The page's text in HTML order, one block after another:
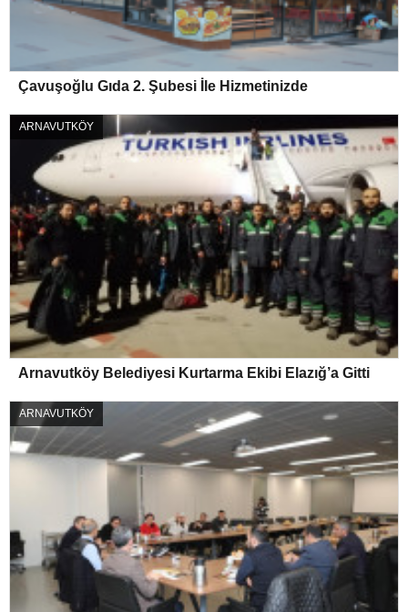
Çavuşoğlu Gıda 2. Şubesi İle Hizmetinizde
ARNAVUTKÖY
Arnavutköy Belediyesi Kurtarma Ekibi Elazığ’a Gitti
ARNAVUTKÖY